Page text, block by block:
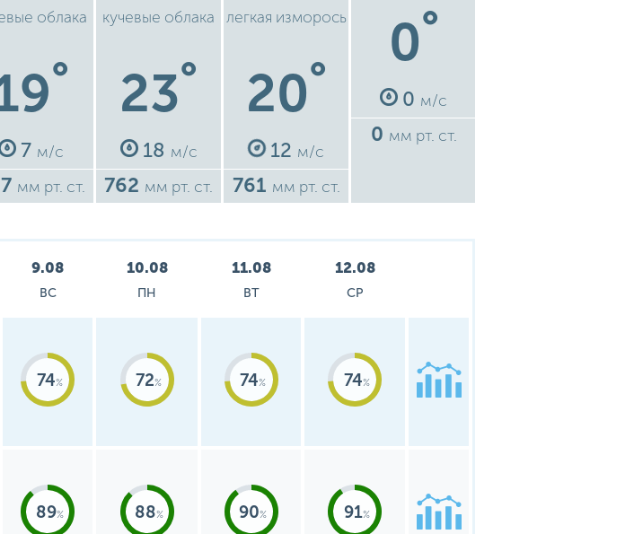
облака
°
7 м/с
мм рт. ст.
кучевые облака
23°
18 м/с
762 мм рт. ст.
легкая изморось
20°
12 м/с
761 мм рт. ст.
0°
0 м/с
0 мм рт. ст.
9.08
ВС
10.08
ПН
11.08
ВТ
12.08
СР
74 72 74 74
89 88 90 91